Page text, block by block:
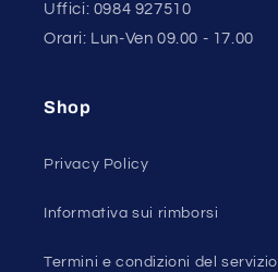
Uffici: 0984 927510
Orari: Lun-Ven 09.00 - 17.00
Shop
Privacy Policy
Informativa sui rimborsi
Termini e condizioni del servizio